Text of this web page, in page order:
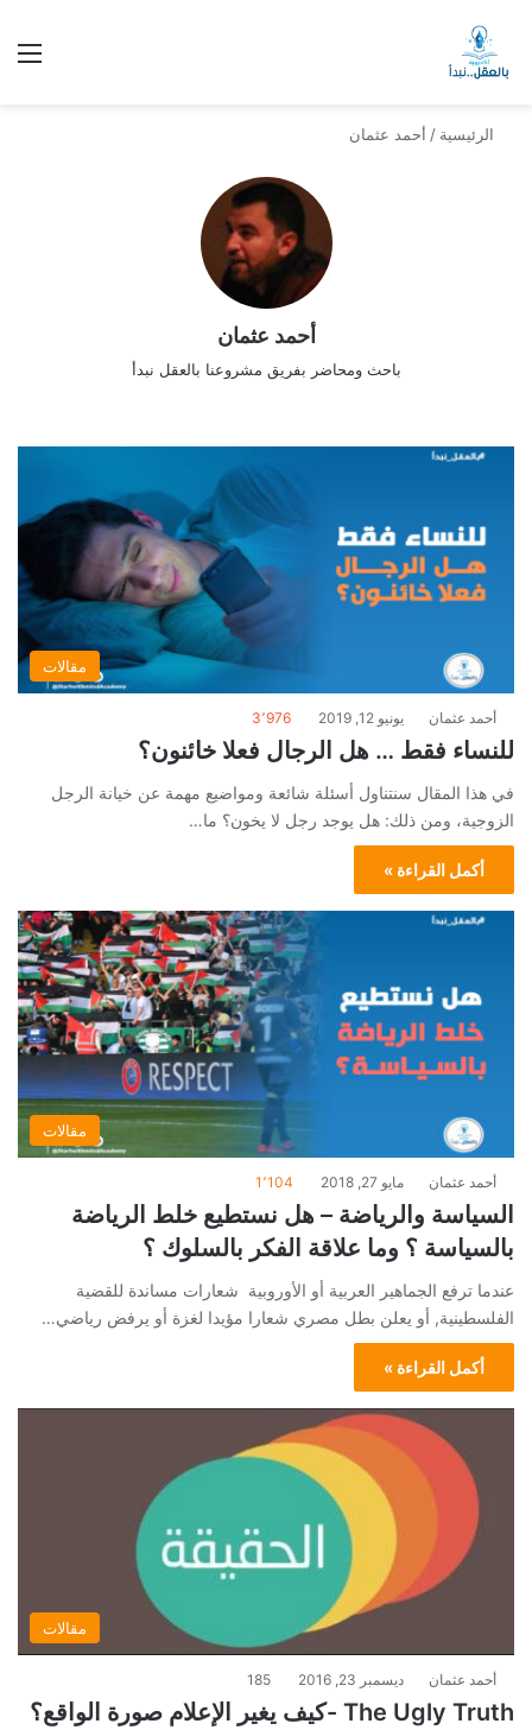
الرئيسية / أحمد عثمان
أحمد عثمان
باحث ومحاضر بفريق مشروعنا بالعقل نبدأ
وك
مقالات
أحمد عثمان يونيو 12, 2019 3٬976
للنساء فقط … هل الرجال فعلا خائنون؟
في هذا المقال سنتناول أسئلة شائعة ومواضيع مهمة عن خيانة الرجل
الزوجية، ومن ذلك: هل يوجد رجل لا يخون؟ ما…
أكمل القراءة »
مقالات
أحمد عثمان مايو 27, 2018 1٬104
السياسة والرياضة – هل نستطيع خلط الرياضة
بالسياسة ؟ وما علاقة الفكر بالسلوك ؟
عندما ترفع الجماهير العربية أو الأوروبية شعارات مساندة للقضية
الفلسطينية, أو يعلن بطل مصري شعارا مؤيدا لغزة أو يرفض رياضي…
أكمل القراءة »
مقالات
أحمد عثمان ديسمبر 23, 2016 185
The Ugly Truth -كيف يغير الإعلام صورة الواقع؟